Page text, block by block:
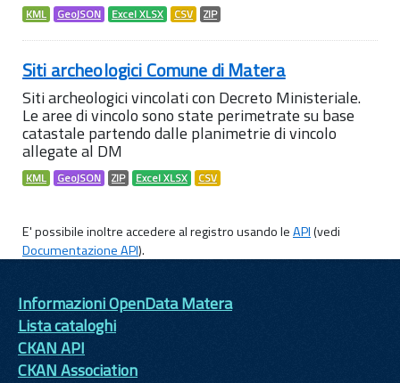
KML GeoJSON Excel XLSX CSV ZIP
Siti archeologici Comune di Matera
Siti archeologici vincolati con Decreto Ministeriale.
Le aree di vincolo sono state perimetrate su base
catastale partendo dalle planimetrie di vincolo
allegate al DM
KML GeoJSON ZIP Excel XLSX CSV
E' possibile inoltre accedere al registro usando leAPI(vedi
Documentazione API).
Informazioni OpenData Matera
Lista cataloghi
CKAN API
CKAN Association